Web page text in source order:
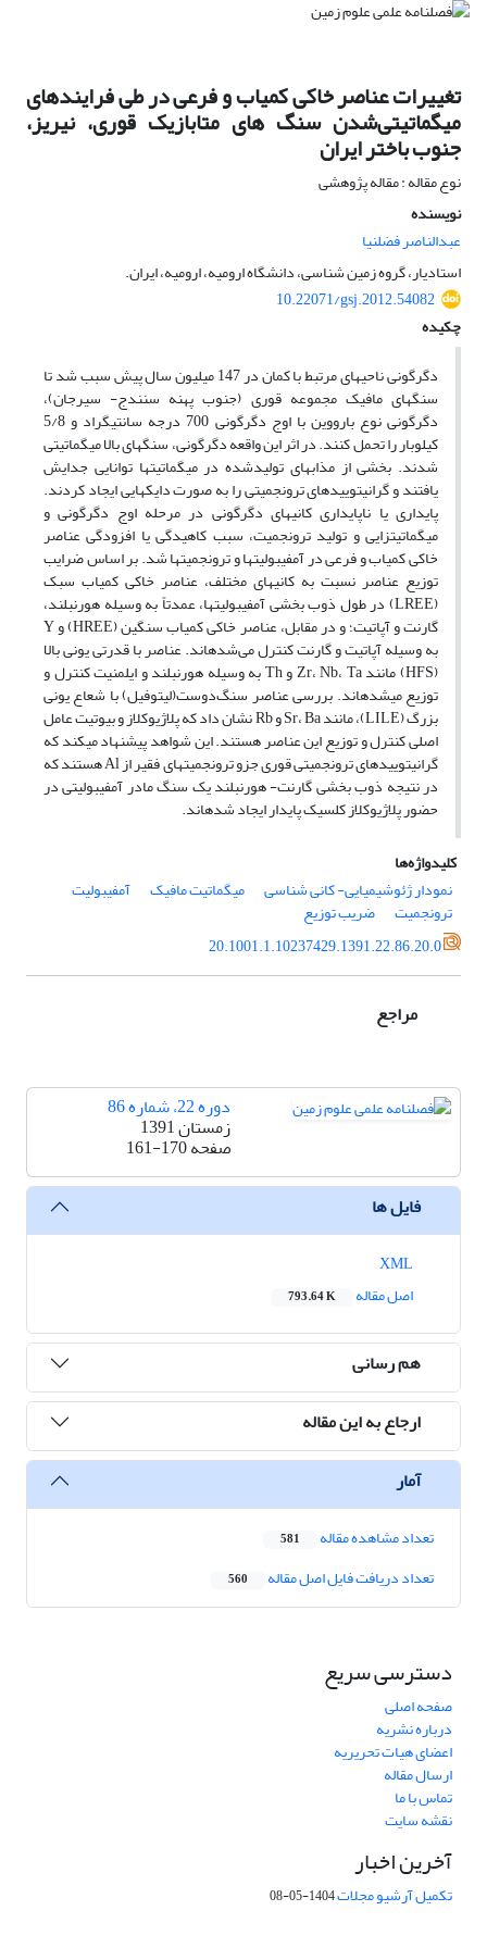
تغییرات عناصر خاکی کمیاب و فرعی در طی فرایندهای
میگماتیتی‌شدن سنگ های متابازیک قوری، نیریز،
جنوب باختر ایران
نوع مقاله : مقاله پژوهشی
نویسنده
عبدالناصر فضلنیا
استادیار، گروه زمین شناسی، دانشگاه ارومیه، ارومیه، ایران.
10.22071/gsj.2012.54082
چکیده
دگرگونی ناحیه­ای مرتبط با کمان در 147 میلیون سال پیش سبب شد تا
سنگ­های مافیک مجموعه قوری (جنوب پهنه سنندج- سیرجان)،
دگرگونی نوع بارووین با اوج دگرگونی 700 درجه سانتی‎گراد و 5/8
کیلوبار را تحمل کنند. در اثر این واقعه دگرگونی، سنگ­های بالا میگماتیتی
شدند. بخشی از مذاب­های تولیدشده در میگماتیت­ها توانایی جدایش
یافتند و گرانیتوییدهای ترونجمیتی را به صورت دایک­هایی ایجاد کردند.
پایداری یا ناپایداری کانی­های دگرگونی در مرحله اوج دگرگونی و
میگماتیت­زایی و تولید ترونجمیت، سبب کاهیدگی یا افزودگی عناصر
خاکی کمیاب و فرعی در آمفیبولیت­ها و ترونجمیت­ها شد. بر اساس ضرایب
توزیع عناصر نسبت به کانی­های مختلف، عناصر خاکی کمیاب سبک
(
LREE) در طول ذوب بخشی آمفیبولیت­ها، عمدتاً به وسیله هورنبلند،
گارنت و آپاتیت؛ و در مقابل، عناصر خاکی­ کمیاب سنگین (HREE) و Y
به وسیله آپاتیت و گارنت کنترل می‌شدهاند. عناصر با قدرتی یونی بالا
(
HFS) مانند Zr،Nb، Ta وTh به وسیله هورنبلند و ایلمنیت کنترل و
توزیع می­شده­اند. بررسی عناصر سنگ‌دوست(لیتوفیل) با شعاع یونی
بزرگ (LILE)، مانند Sr، Ba وRb نشان داد که پلاژیوکلاز و بیوتیت عامل
اصلی کنترل و توزیع این عناصر هستند. این شواهد پیشنهاد می­کند که
گرانیتوییدهای ترونجمیتی قوری جزو ترونجمیت­های فقیر ازAlهستند که
در نتیجه ذوب بخشی گارنت- هورنبلند یک سنگ مادر آمفیبولیتی در
حضور پلاژیوکلاز کلسیک پایدار ایجاد شده­اند.
کلیدواژه‌ها
نمودار ژئوشیمیایی- کانی شناسی
میگماتیت مافیک آمفیبولیت
ترونجمیت
ضریب توزیع
20.1001.1.10237429.1391.22.86.20.0
مراجع
دوره 22، شماره 86
زمستان 1391
صفحه161-170
فایل ها
اصل مقاله
793.64 K
هم رسانی
ارجاع به این مقاله
آمار
تعداد مشاهده مقاله 581
تعداد دریافت فایل اصل مقاله 560
دسترسی سریع
صفحه اصلی
درباره نشریه
اعضای هیات تحریریه
ارسال مقاله
تماس با ما
نقشه سایت
آخرین اخبار
تکمیل آرشیو مجلات1404-05-08